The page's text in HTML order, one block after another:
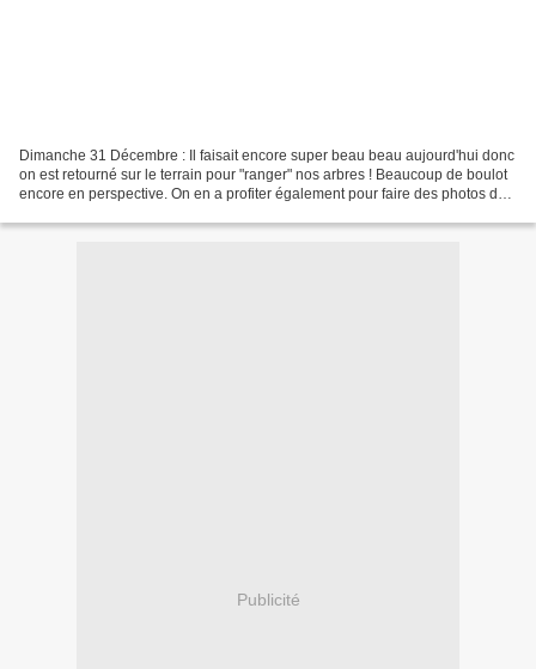
Dimanche 31 Décembre : Il faisait encore super beau beau aujourd'hui donc
on est retourné sur le terrain pour "ranger" nos arbres ! Beaucoup de boulot
encore en perspective. On en a profiter également pour faire des photos du
Publicité